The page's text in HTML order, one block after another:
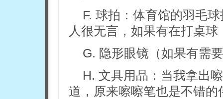
F. 球拍：体育馆的羽毛
人很无言，如果有在打桌
G. 隐形眼镜（如果有需
H. 文具用品：当我拿出
道，原来嚓嚓笔也是不错的